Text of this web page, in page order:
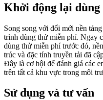
Khởi động lại
Song song với đổi mới nền
trình dùng thử miễn phí. Ngay
dùng thử miễn phí trước đó,
trúc và đặc tính truyền tải đã
Đây là cơ hội để đánh giá các
trên tất cả khu vực trong môi
Sử dụng và tư vấn